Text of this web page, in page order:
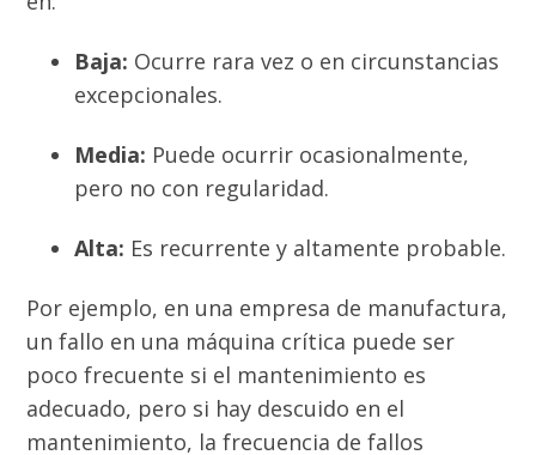
Baja: Ocurre rara vez o en circunstancias
excepcionales.
Media: Puede ocurrir ocasionalmente,
pero no con regularidad.
Alta: Es recurrente y altamente probable.
Por ejemplo, en una empresa de manufactura,
un fallo en una máquina crítica puede ser
poco frecuente si el mantenimiento es
adecuado, pero si hay descuido en el
mantenimiento, la frecuencia de fallos